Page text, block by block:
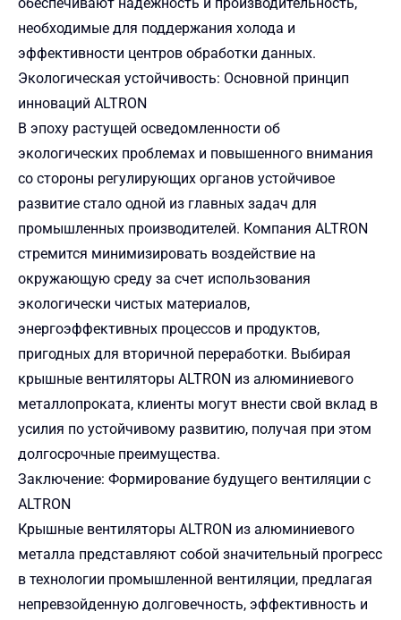
необходимые для поддержания холода и
эффективности центров обработки данных.
Экологическая устойчивость: Основной принцип
инноваций ALTRON
В эпоху растущей осведомленности об
экологических проблемах и повышенного внимания
со стороны регулирующих органов устойчивое
развитие стало одной из главных задач для
промышленных производителей. Компания ALTRON
стремится минимизировать воздействие на
окружающую среду за счет использования
экологически чистых материалов,
энергоэффективных процессов и продуктов,
пригодных для вторичной переработки. Выбирая
крышные вентиляторы ALTRON из алюминиевого
металлопроката, клиенты могут внести свой вклад в
усилия по устойчивому развитию, получая при этом
долгосрочные преимущества.
Заключение: Формирование будущего вентиляции с
ALTRON
Крышные вентиляторы ALTRON из алюминиевого
металла представляют собой значительный прогресс
в технологии промышленной вентиляции, предлагая
непревзойденную долговечность, эффективность и